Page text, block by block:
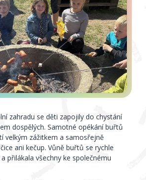
zahradu se děti zapojily do chystání
dospělých. Samotné opékání buřtů
velkým zážitkem a samosřejně
ani kečup. Vůně buřtů se rychle
přilákala všechny ke společnému